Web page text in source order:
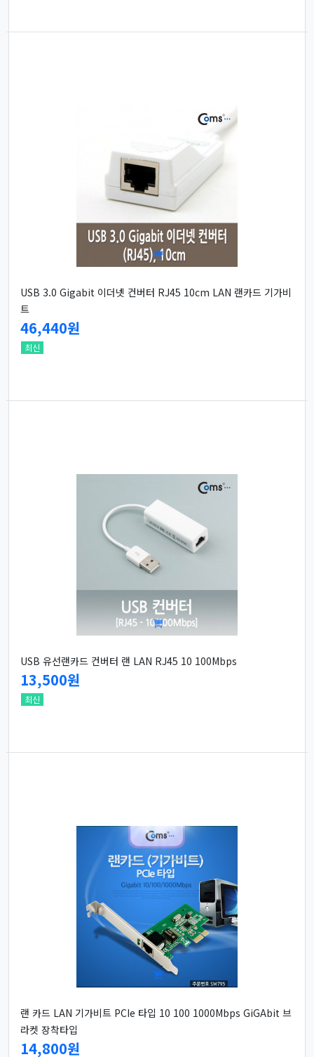
USB 3.0 Gigabit 이더넷 컨버터 RJ45 10cm LAN 랜카드 기가비
트
46,440원
최신
USB 유선랜카드 컨버터 랜 LAN RJ45 10 100Mbps
13,500원
최신
랜 카드 LAN 기가비트 PCIe 타입 10 100 1000Mbps GiGAbit 브
라켓 장착타입
14,800원